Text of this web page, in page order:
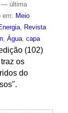
— última
em: Meio
, Revista
, Água, capa
(102)
os
do